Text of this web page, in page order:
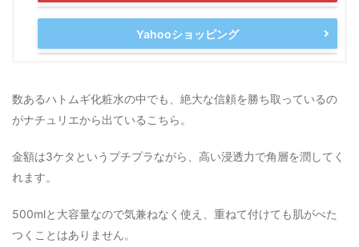
Yahooショッピング
数あるハトムギ化粧水の中でも、絶大な信頼を勝ち取っているの
がナチュリエから出ているこちら。
金額は3ケタというプチプラながら、高い浸透力で角層を潤してく
れます。
500mlと大容量なので気兼ねなく使え、重ねて付けても肌がべた
つくことはありません。